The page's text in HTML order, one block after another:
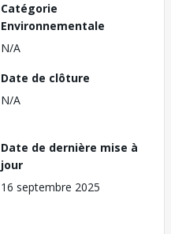
Catégorie
Environnementale
N/A
Date de clôture
N/A
Date de dernière mise à
jour
16 septembre 2025